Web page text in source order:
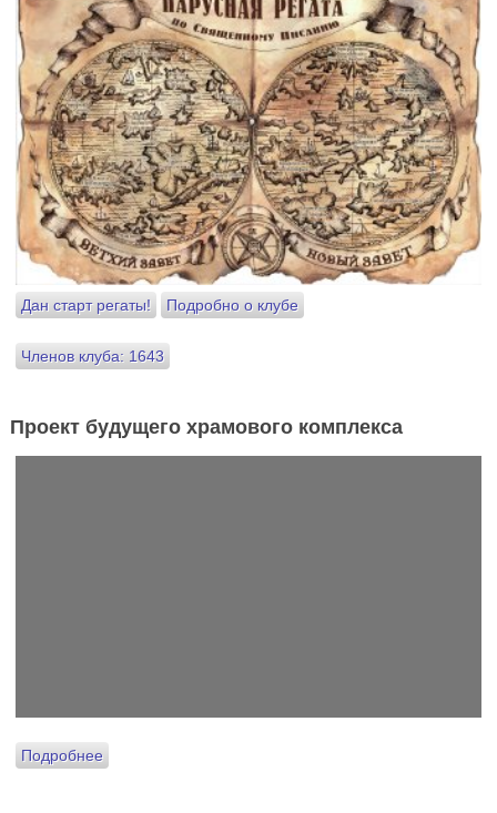
Дан старт регаты! Подробно о клубе
Членов клуба: 1643
Проект будущего храмового комплекса
Подробнее